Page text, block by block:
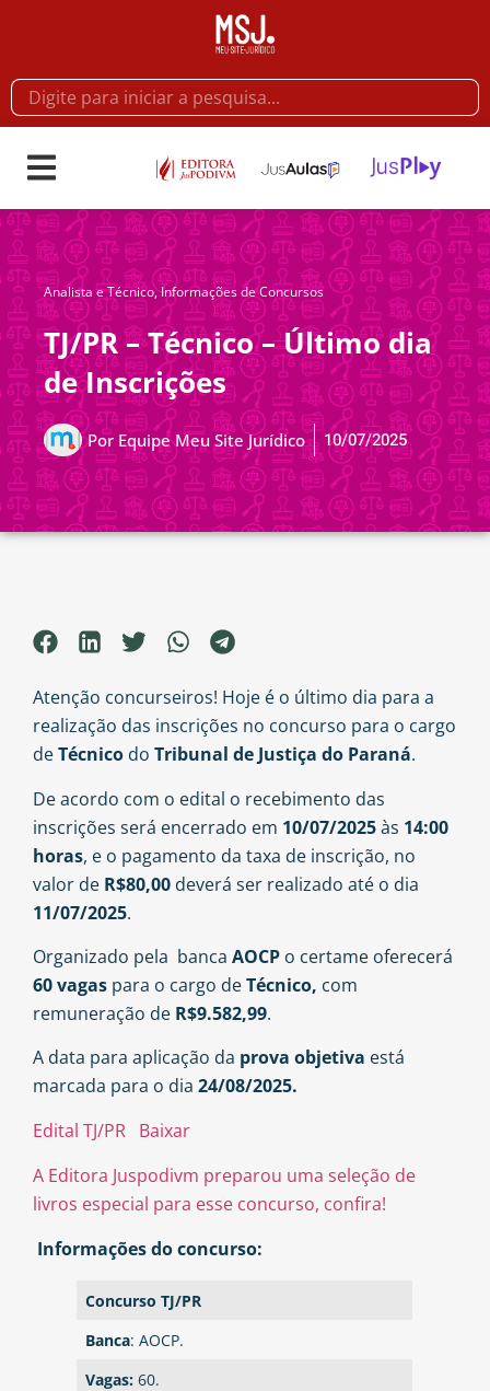
Analista e Técnico,Informações de Concursos
TJ/PR – Técnico – Último dia
de Inscrições
Por Equipe Meu Site Jurídico 10/07/2025
Atenção concurseiros! Hoje é o último dia para a
realização das inscrições no concurso para o cargo
deTécnico do Tribunal de Justiça do Paraná.
De acordo com o edital o recebimento das
inscrições será encerrado em 10/07/2025às 14:00
horas, e o pagamento da taxa de inscrição, no
valor de R$80,00 deverá ser realizado até o dia
11/07/2025.
Organizado pela banca AOCP o certame oferecerá
60 vagas para o cargo deTécnico, com
remuneração de R$9.582,99.
A data para aplicação da prova objetiva está
marcada para o dia 24/08/2025.
Edital TJ/PR Baixar
A Editora Juspodivm preparou uma seleção de
livros especial para esse concurso, confira!
Informações do concurso:
Concurso TJ/PR
Banca: AOCP.
Vagas:60.